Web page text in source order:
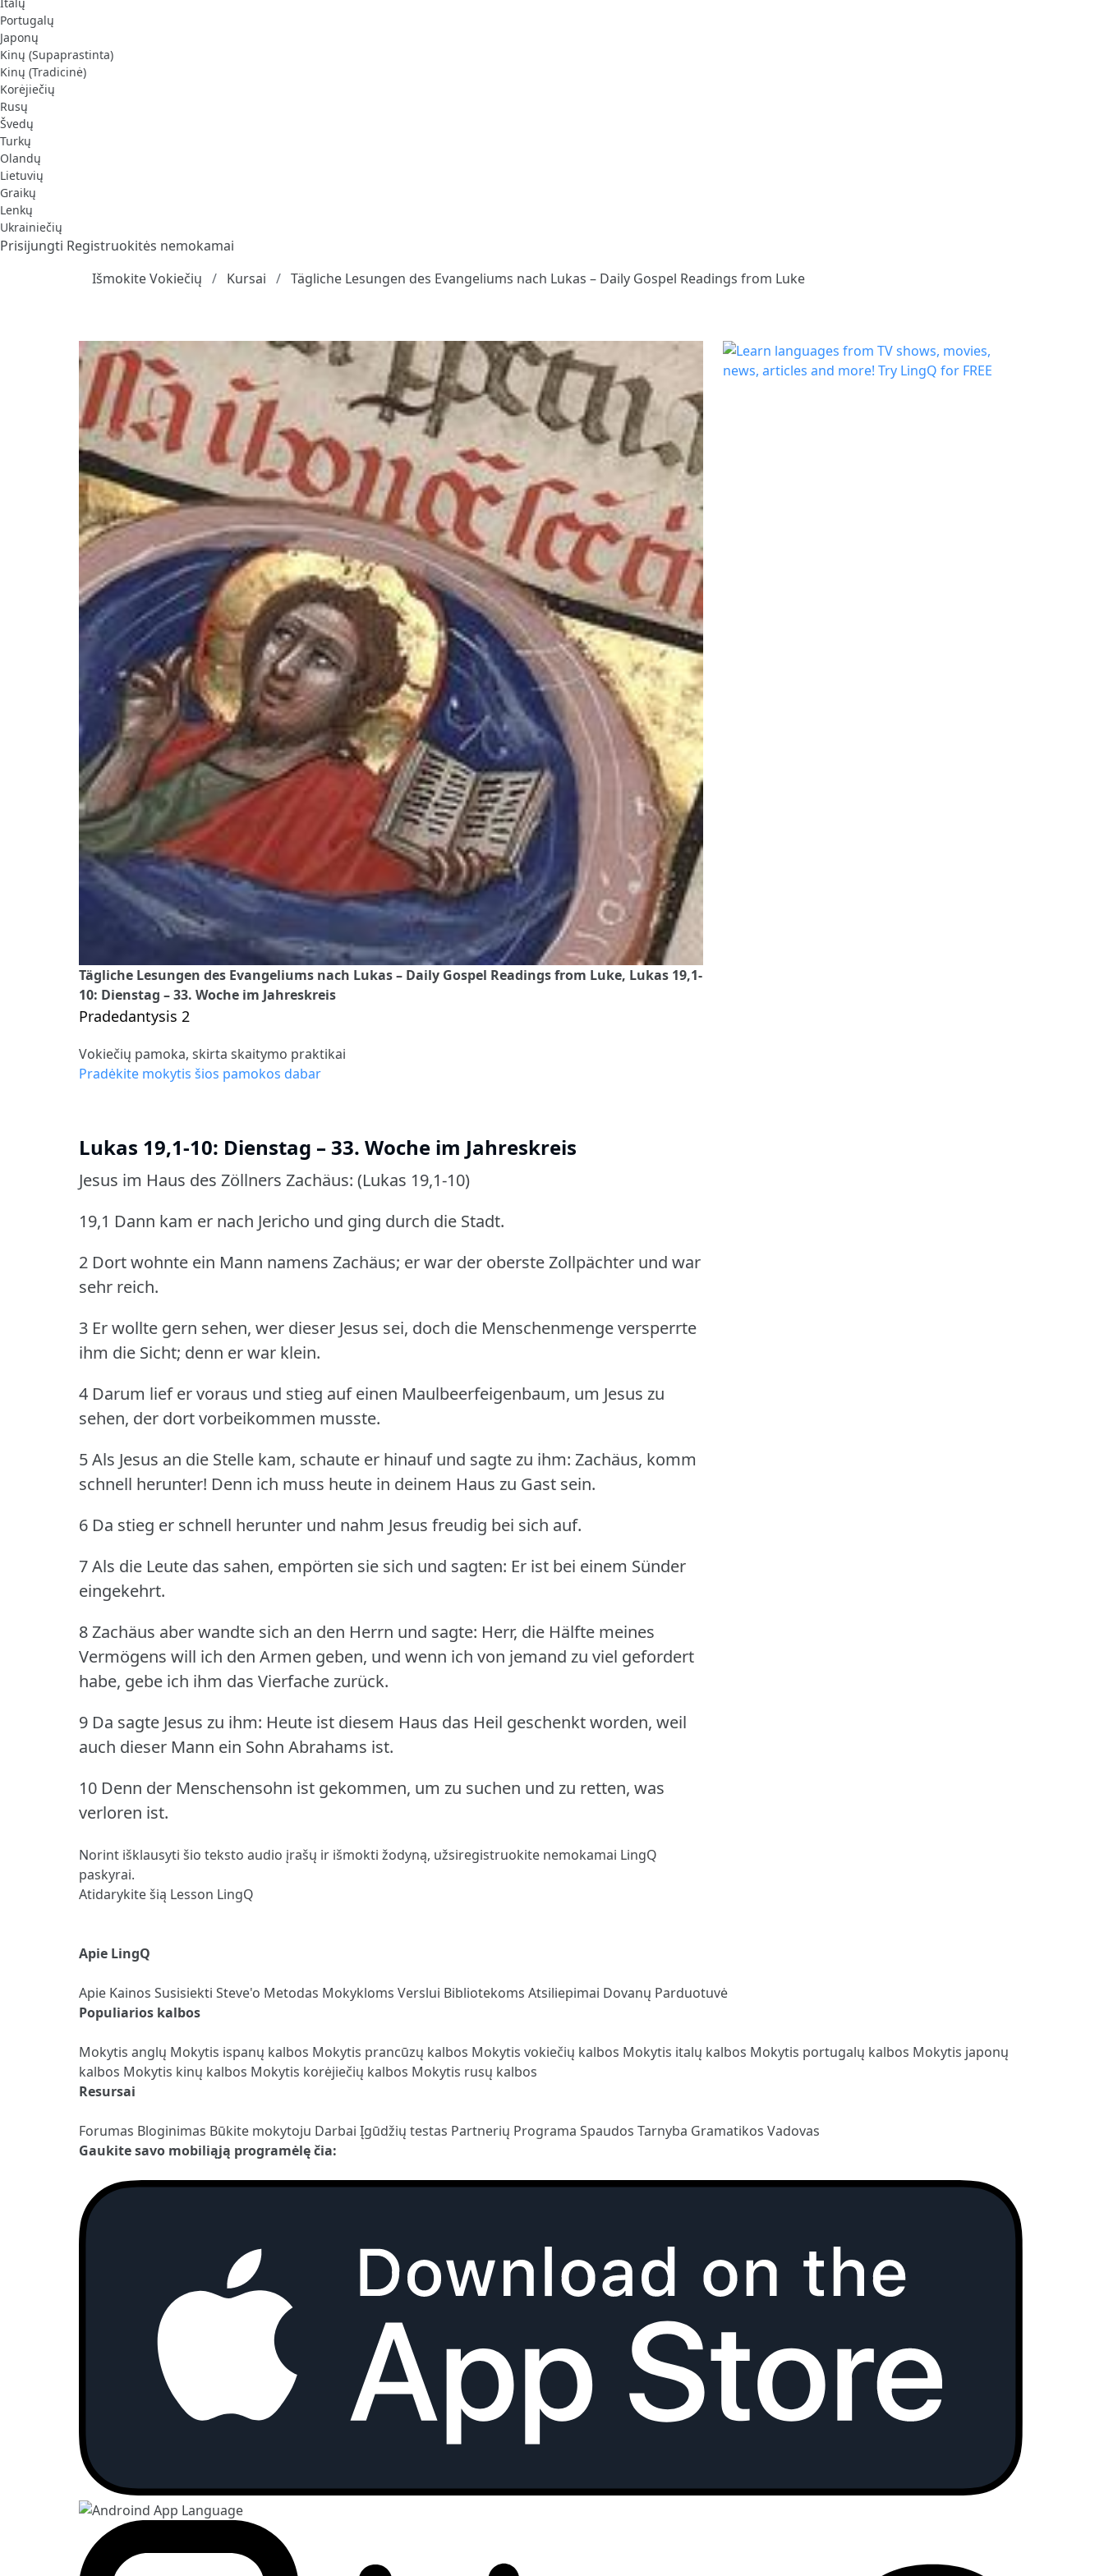
Portugalų
Japonų
Kinų (Supaprastinta)
Kinų (Tradicinė)
Korėjiečių
Rusų
Švedų
Turkų
Olandų
Lietuvių
Graikų
Lenkų
Ukrainiečių
Prisijungti Registruokitės nemokamai
Išmokite Vokiečių
Kursai Tägliche Lesungen des Evangeliums nach Lukas – Daily Gospel Readings from Luke
Tägliche Lesungen des Evangeliums nach Lukas – Daily Gospel Readings from Luke, Lukas 19,1-
10: Dienstag – 33. Woche im Jahreskreis
Pradedantysis 2
Vokiečių pamoka, skirta skaitymo praktikai
Pradėkite mokytis šios pamokos dabar
Lukas 19,1-10: Dienstag – 33. Woche im Jahreskreis
Jesus im Haus des Zöllners Zachäus: (Lukas 19,1-10)
19,1 Dann kam er nach Jericho und ging durch die Stadt.
2 Dort wohnte ein Mann namens Zachäus; er war der oberste Zollpächter und war
sehr reich.
3 Er wollte gern sehen, wer dieser Jesus sei, doch die Menschenmenge versperrte
ihm die Sicht; denn er war klein.
4 Darum lief er voraus und stieg auf einen Maulbeerfeigenbaum, um Jesus zu
sehen, der dort vorbeikommen musste.
5 Als Jesus an die Stelle kam, schaute er hinauf und sagte zu ihm: Zachäus, komm
schnell herunter! Denn ich muss heute in deinem Haus zu Gast sein.
6 Da stieg er schnell herunter und nahm Jesus freudig bei sich auf.
7 Als die Leute das sahen, empörten sie sich und sagten: Er ist bei einem Sünder
eingekehrt.
8 Zachäus aber wandte sich an den Herrn und sagte: Herr, die Hälfte meines
Vermögens will ich den Armen geben, und wenn ich von jemand zu viel gefordert
habe, gebe ich ihm das Vierfache zurück.
9 Da sagte Jesus zu ihm: Heute ist diesem Haus das Heil geschenkt worden, weil
auch dieser Mann ein Sohn Abrahams ist.
10 Denn der Menschensohn ist gekommen, um zu suchen und zu retten, was
verloren ist.
Norint išklausyti šio teksto audio įrašų ir išmokti žodyną, užsiregistruokite nemokamai LingQ
paskyrai.
Atidarykite šią Lesson LingQ
Apie LingQ
Apie Kainos Susisiekti Steve'o Metodas Mokykloms Verslui Bibliotekoms Atsiliepimai Dovanų Parduotuvė
Populiarios kalbos
Mokytis anglų Mokytis ispanų kalbos Mokytis prancūzų kalbos Mokytis vokiečių kalbos Mokytis italų kalbos Mokytis portugalų kalbos Mokytis japonų
kalbos Mokytis kinų kalbos Mokytis korėjiečių kalbos Mokytis rusų kalbos
Resursai
Forumas Bloginimas Būkite mokytoju Darbai Įgūdžių testas Partnerių Programa Spaudos Tarnyba Gramatikos Vadovas
Gaukite savo mobiliąją programėlę čia: